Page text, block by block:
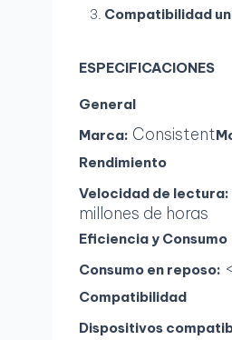
Compatibilidad
ESPECIFICACIONES
General
Marca: Consistent
Rendimiento
Velocidad de lectura:
millones de horas
Eficiencia y Consumo
Consumo en reposo:
Compatibilidad
Dispositivos